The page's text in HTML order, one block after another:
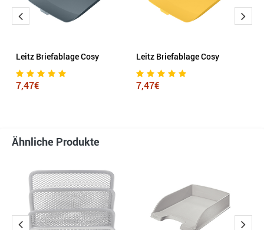
Leitz Briefablage Cosy
7,47€
Leitz Briefablage Cosy
7,47€
Ähnliche Produkte